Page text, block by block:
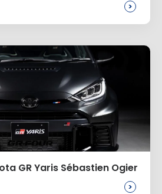
>
GR Yaris Sébastien Ogier
>